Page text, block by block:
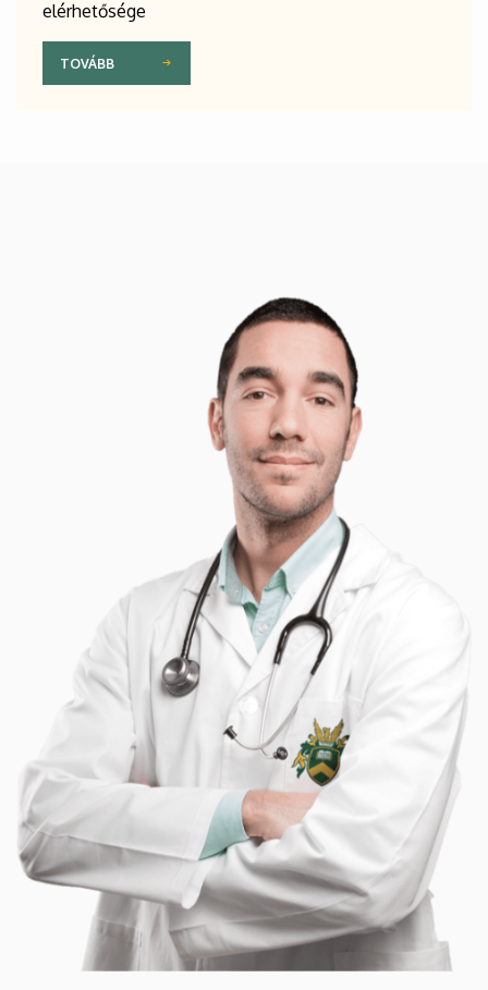
elérhetősége
TOVÁBB